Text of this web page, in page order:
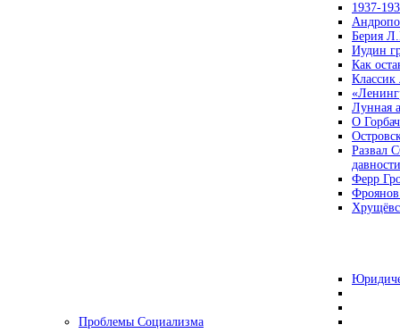
1937-
Берия
Иудин
Как
Лунная
О
Развал
давности
Ферр
Проблемы Социализма